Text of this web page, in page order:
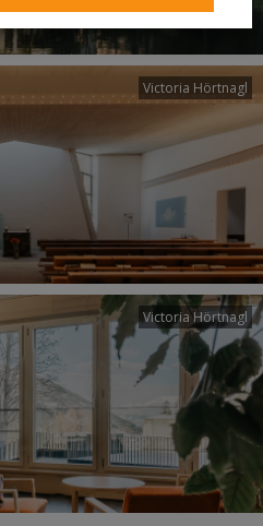
Victoria Hörtnagl
Victoria Hörtnagl